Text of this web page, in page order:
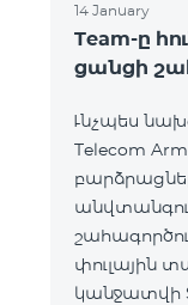
14 January
Team-ը
ցանցի
Ւնչպես
Telecom
փուլային
կանջատվի